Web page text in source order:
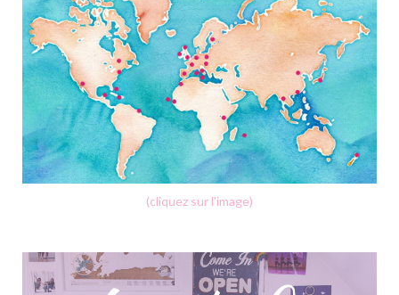
(cliquez sur l'image)